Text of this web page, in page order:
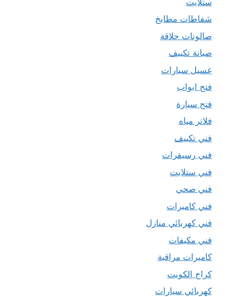
شفاطات مطابخ
صالونات حلاقة
صيانة تكييف
غسيل سيارات
فتح ابواب
فتح سيارة
فلاتر مياه
فني تكييف
فني رسيفرات
فني ستلايت
فني صحي
فني كاميرات
فني كهربائي منازل
فني مكيفات
كاميرات مراقبة
كراج الكويت
كهربائي سيارات